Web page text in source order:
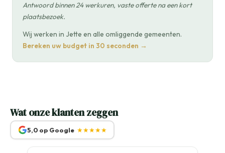
Antwoord binnen 24 werkuren, vaste offerte na een kort
plaatsbezoek.
Wij werken in Jette en alle omliggende gemeenten.
Bereken uw budget in 30 seconden →
Wat onze klanten zeggen
5,0 op Google ★★★★★